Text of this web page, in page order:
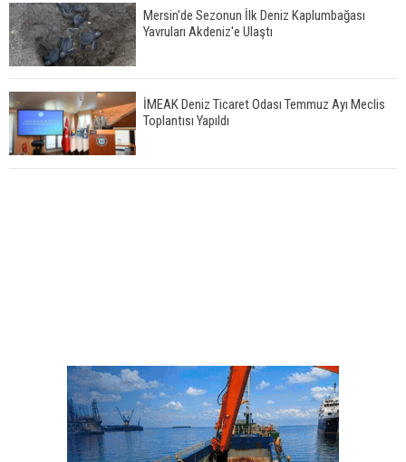
Mersin'de Sezonun İlk Deniz Kaplumbağası
Yavruları Akdeniz'e Ulaştı
İMEAK Deniz Ticaret Odası Temmuz Ayı Meclis
Toplantısı Yapıldı